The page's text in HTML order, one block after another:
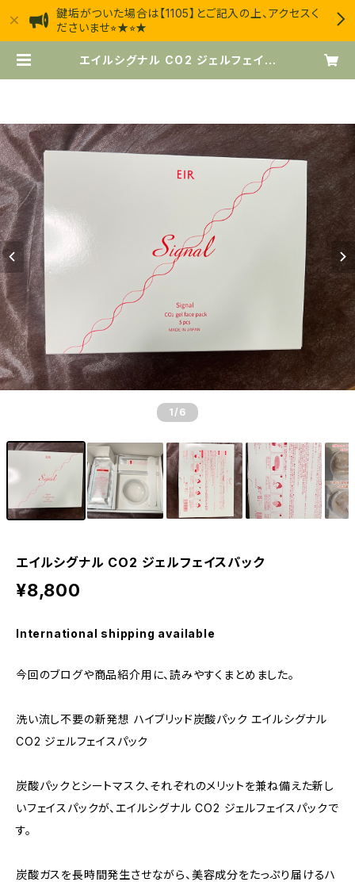
鍵垢がついた場合は【1105】とご記入の上、アクセスく
ださいませ⭐︎★⭐︎★
エイルシグナル CO2 ジェルフェイス
1 /6
エイルシグナル CO2 ジェルフェイスパック
¥8,800
International shipping available
今回のブログや商品紹介用に、読みやすくまとめました。
洗い流し不要の新発想 ハイブリッド炭酸パック エイルシグナル
CO2 ジェルフェイスパック
炭酸パックとシートマスク、それぞれのメリットを兼ね備えた新し
いフェイスパックが、エイルシグナル CO2 ジェルフェイスパックで
す。
炭酸ガスを長時間発生させながら、美容成分をたっぷり届けるハ